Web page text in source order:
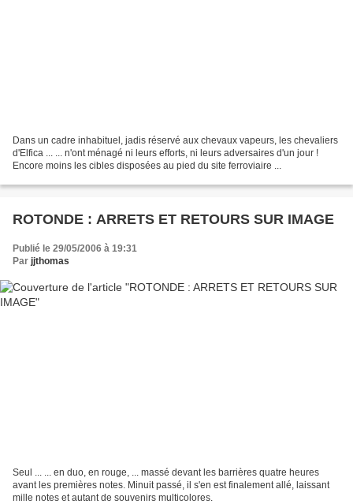
Dans un cadre inhabituel, jadis réservé aux chevaux vapeurs, les chevaliers
d'Elfica ... ... n'ont ménagé ni leurs efforts, ni leurs adversaires d'un jour !
Encore moins les cibles disposées au pied du site ferroviaire ...
ROTONDE : ARRETS ET RETOURS SUR IMAGE
Publié le 29/05/2006 à 19:31
Par jjthomas
Seul ... ... en duo, en rouge, ... massé devant les barrières quatre heures
avant les premières notes. Minuit passé, il s'en est finalement allé, laissant
mille notes et autant de souvenirs multicolores.